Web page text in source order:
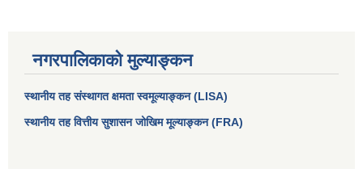
नगरपालिकाको मुल्याङ्कन
स्थानीय तह संस्थागत क्षमता स्वमूल्याङ्कन (LISA)
स्थानीय तह वित्तीय सुशासन जोखिम मूल्याङ्कन (FRA)